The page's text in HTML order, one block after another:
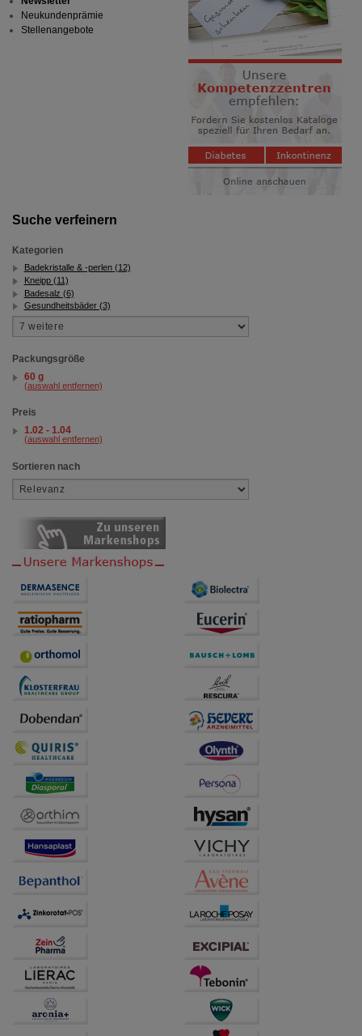
Suche verfeinern
Kategorien
Badekristalle & -perlen (12)
Kneipp (11)
Badesalz (6)
Gesundheitsbäder (3)
Packungsgröße
60 g
(auswahl entfernen)
Preis
1.02 - 1.04
(auswahl entfernen)
Sortieren nach
Neukundenprämie
Stellenangebote